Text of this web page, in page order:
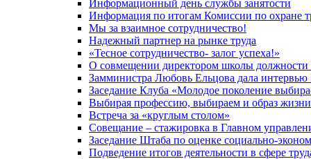
Информационный день службы занятости
Информация по итогам Комиссии по охране
Мы за взаимное сотрудничество!
Надежный партнер на рынке труда
«Тесное сотрудничество- залог успеха!»
О совмещении директором школы должности
Замминистра Любовь Ельцова дала
Заседание Клуба «Молодое поколение
Выбирая профессию, выбираем и образ жизни
Встреча за «круглым столом»
Совещание – стажировка в Главном
Заседание Штаба по оценке социально-
Подведение итогов деятельности в сфере